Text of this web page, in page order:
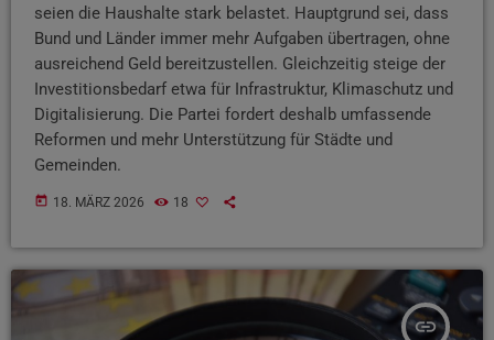
seien die Haushalte stark belastet. Hauptgrund sei, dass
Bund und Länder immer mehr Aufgaben übertragen, ohne
ausreichend Geld bereitzustellen. Gleichzeitig steige der
Investitionsbedarf etwa für Infrastruktur, Klimaschutz und
Digitalisierung. Die Partei fordert deshalb umfassende
Reformen und mehr Unterstützung für Städte und
Gemeinden.
today 18. MÄRZ 2026 18
insert_link